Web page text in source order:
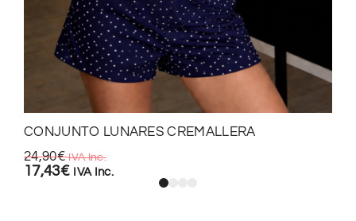
CONJUNTO LUNARES CREMALLERA
24,90€ IVA Inc.
17,43€ IVA Inc.